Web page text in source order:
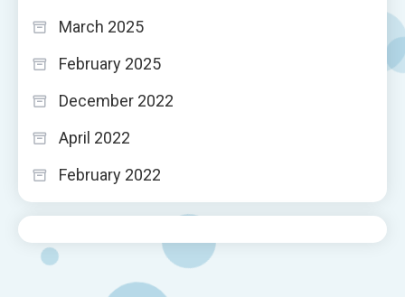
March 2025
February 2025
December 2022
April 2022
February 2022